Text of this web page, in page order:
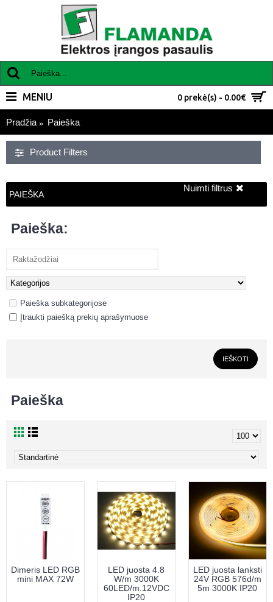
0 prekė(s) - 0.00€
MENIU
Pradžia Paieška
Product Filters
Nuimti filtrus
PAIEŠKA
Paieška:
Paieška subkategorijose
Įtraukti paiešką prekių aprašymuose
Paieška
Dimeris LED RGB
mini MAX 72W
LED juosta 4.8
W/m 3000K
60LED/m.12VDC
IP20
LED juosta lanksti
24V RGB 576d/m
5m 3000K IP20